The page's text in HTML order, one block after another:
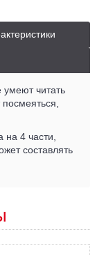
умеют читать
на 4 части,
составлять